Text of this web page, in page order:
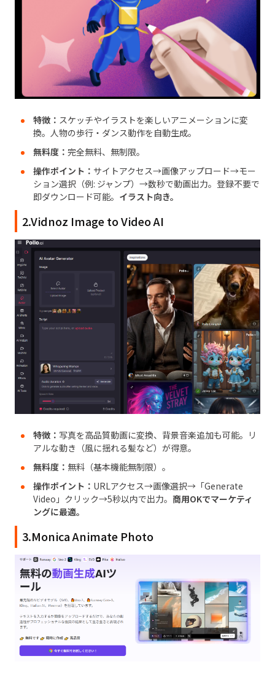
特徴： スケッチやイラストを楽しいアニメーションに変
換。人物の歩行・ダンス動作を自動生成。
無料度： 完全無料、無制限。
操作ポイント： サイトアクセス→画像アップロード→モー
ション選択（例: ジャンプ）→数秒で動画出力。登録不要で
即ダウンロード可能。 イラスト向き。
2.Vidnoz Image to Video AI
特徴： 写真を高品質動画に変換、背景音楽追加も可能。リ
アルな動き（風に揺れる髪など）が得意。
無料度： 無料（基本機能無制限）。
操作ポイント： URLアクセス→画像選択→「Generate
Video」クリック→5秒以内で出力。 商用OKでマーケティ
ングに最適。
3.Monica Animate Photo